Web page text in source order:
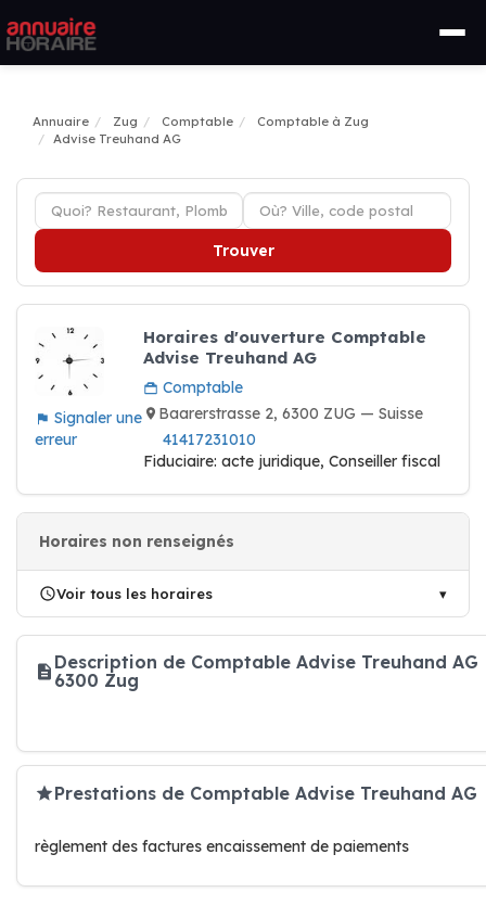
Annuaire Zug Comptable
Comptable à Zug
Advise Treuhand AG
Trouver
Signaler une
erreur
Horaires d'ouverture Comptable
Advise Treuhand AG
Comptable
Baarerstrasse 2, 6300 ZUG — Suisse
41417231010
Fiduciaire: acte juridique, Conseiller fiscal
Horaires non renseignés
Voir tous les horaires
Description de Comptable Advise Treuhand AG
6300 Zug
Prestations de Comptable Advise Treuhand AG
règlement des factures encaissement de paiements